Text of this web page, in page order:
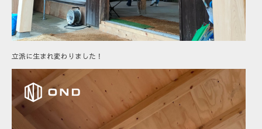
立派に生まれ変わりました！